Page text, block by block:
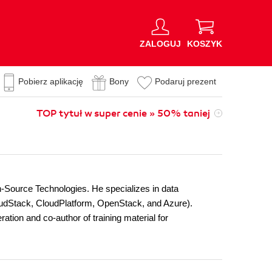
ZALOGUJ KOSZYK
Pobierz aplikację Bony Podaruj prezent
TOP tytuł w super cenie » 50% taniej
Technologies. He specializes in data
CloudPlatform, OpenStack, and Azure).
and co-author of training material for